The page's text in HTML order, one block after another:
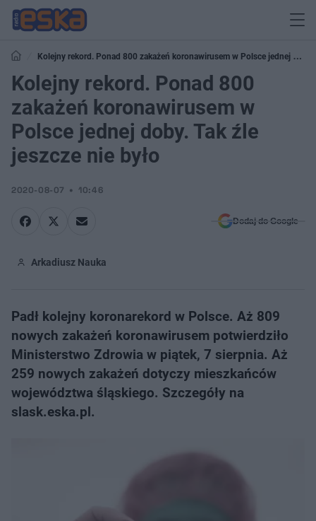
Kolejny rekord. Ponad 800 zakażeń koronawirusem w Polsce jednej doby.
Tak źle jeszcze nie było
Kolejny rekord. Ponad 800
zakażeń koronawirusem w
Polsce jednej doby. Tak źle
jeszcze nie było
2020-08-07 10:46
Dodaj do Google
Arkadiusz Nauka
Padł kolejny koronarekord w Polsce. Aż 809
nowych zakażeń koronawirusem potwierdziło
Ministerstwo Zdrowia w piątek, 7 sierpnia. Aż
259 nowych zakażeń dotyczy mieszkańców
województwa śląskiego. Szczegóły na
slask.eska.pl.